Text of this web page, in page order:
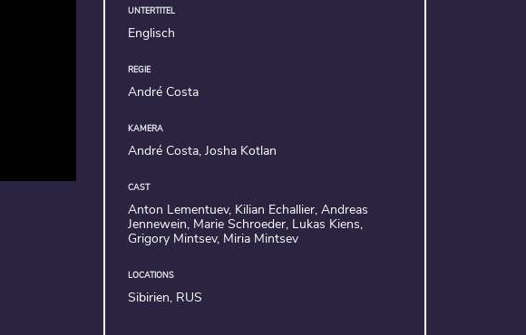
UNTERTITEL
Englisch
REGIE
André Costa
KAMERA
André Costa, Josha Kotlan
CAST
Anton Lementuev, Kilian Echallier, Andreas
Jennewein, Marie Schroeder, Lukas Kiens,
Grigory Mintsev, Miria Mintsev
LOCATIONS
Sibirien, RUS